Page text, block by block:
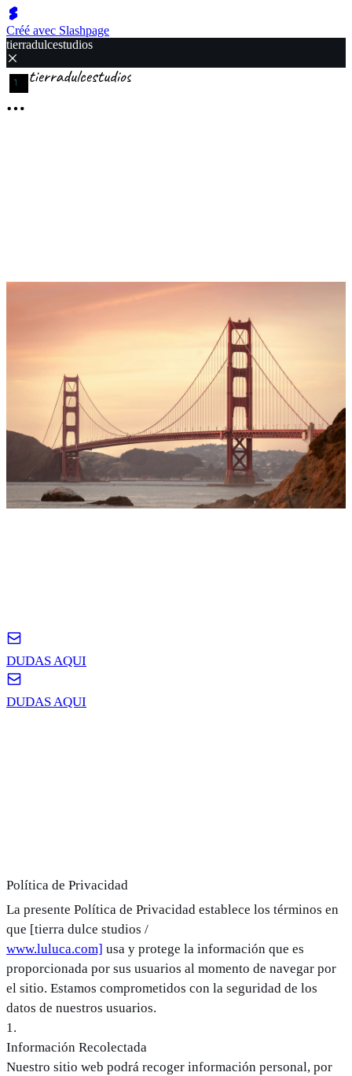
Créé avec Slashpage
tierradulcestudios
DUDAS AQUI
DUDAS AQUI
Política de Privacidad
La presente Política de Privacidad establece los términos en
que [tierra dulce studios /
www.luluca.com] usa y protege la información que es
proporcionada por sus usuarios al momento de navegar por
el sitio. Estamos comprometidos con la seguridad de los
datos de nuestros usuarios.
1.
Información Recolectada
Nuestro sitio web podrá recoger información personal, por